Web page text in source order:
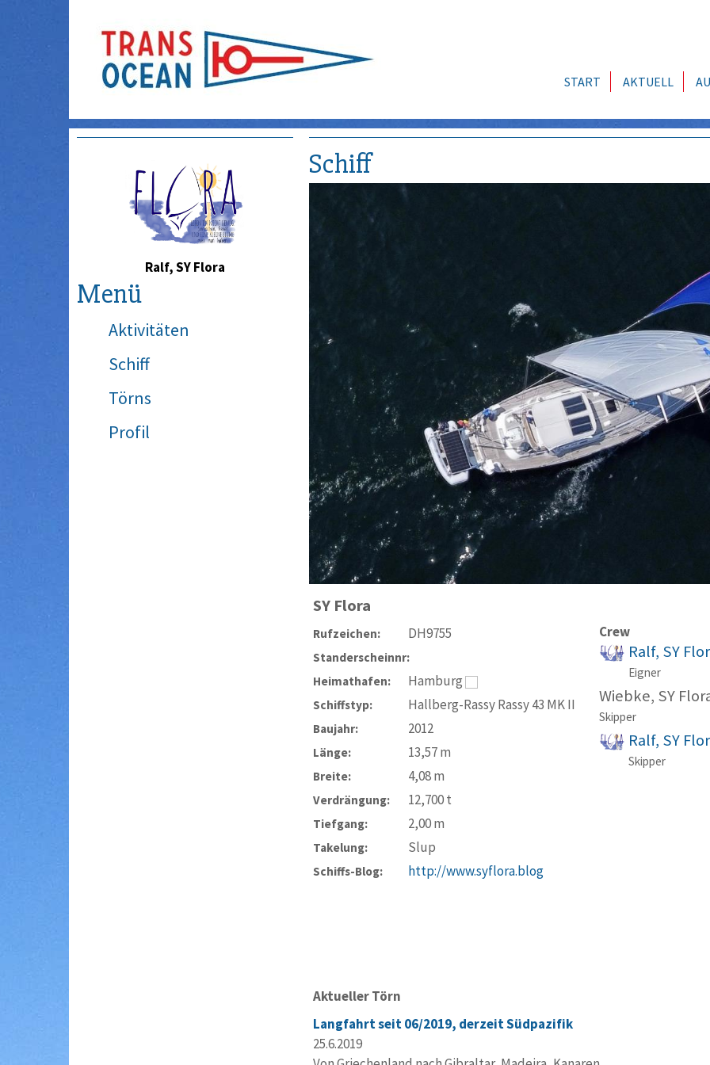
START AKTUELL
Ralf, SY Flora
Menü
Aktivitäten
Schiff
Törns
Profil
Schiff
SY Flora
Rufzeichen: DH9755
Standerscheinnr:
Heimathafen:
Hamburg
Schiffstyp: Hallberg-Rassy Rassy 43 MK II
Baujahr: 2012
Länge: 13,57m
Breite: 4,08m
Verdrängung: 12,700t
Tiefgang: 2,00m
Takelung: Slup
Schiffs-Blog: http://www.syflora.blog
Crew
Ralf, SY
Eigner
Wiebke, SY
Skipper
Ralf, SY
Skipper
Aktueller Törn
Langfahrt seit 06/2019, derzeit Südpazifik
25.6.2019